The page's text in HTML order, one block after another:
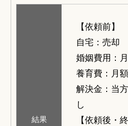
結果
【依頼前】
自宅：売却
婚姻費用：
養育費：月
解決金：当
し
【依頼後・